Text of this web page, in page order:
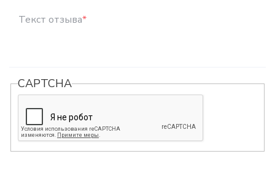
Текст отзыва*
CAPTCHA